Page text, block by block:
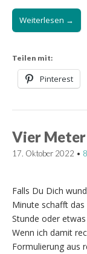
Weiterlesen →
Teilen mit:
Pinterest
Vier
17. Oktober 2022 •
Falls Du Dich
Minute schafft
Stunde oder
Wenn ich damit
Formulierung aus